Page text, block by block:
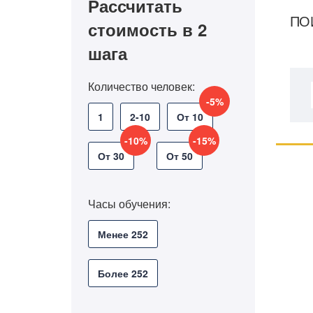
Рассчитать
стоимость в 2
шага
Количество человек:
1 2-10 От 10
-5%
От 30
-10%
От 50
-15%
Часы обучения:
Менее 252
Более 252